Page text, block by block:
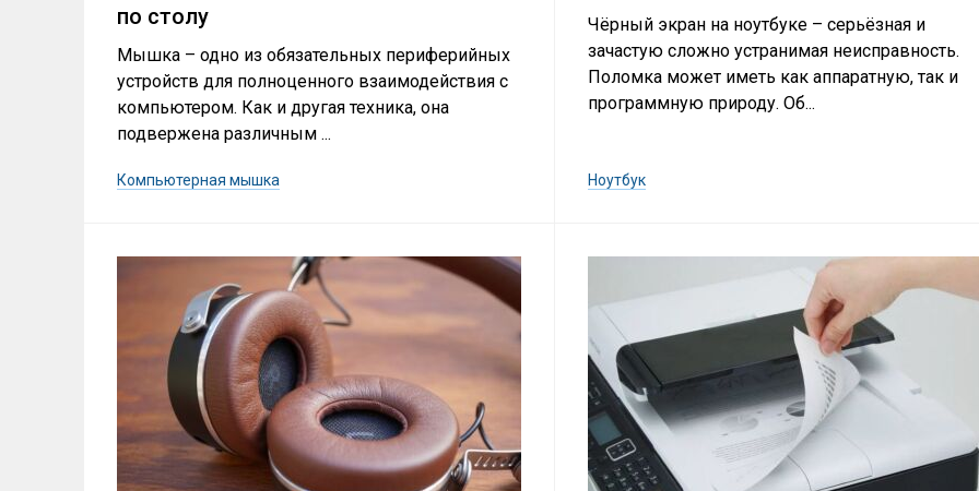
по столу
Мышка – одно из обязательных периферийных
устройств для полноценного взаимодействия с
компьютером. Как и другая техника, она
подвержена различным ...
Компьютерная мышка
Чёрный экран на ноутбуке – серьёзная и
зачастую сложно устранимая неисправность.
Поломка может иметь как аппаратную, так и
программную природу. Об...
Ноутбук